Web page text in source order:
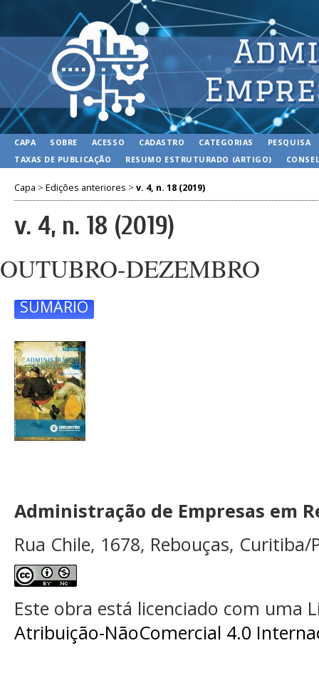
CAPA SOBRE ACESSO CADASTRO CATEGORIAS
PESQUISA
TAXAS DE PUBLICAÇÃO
RESUMO ESTRUTURADO (ARTIGO)
Capa > Edições anteriores > v. 4, n. 18 (2019)
v. 4, n. 18 (2019)
OUTUBRO-DEZEMBRO
SUMÁRIO
Administração de Empresas em
Rua Chile, 1678, Rebouças, Curitiba/
Este obra está licenciado com uma
Atribuição-NãoComercial 4.0